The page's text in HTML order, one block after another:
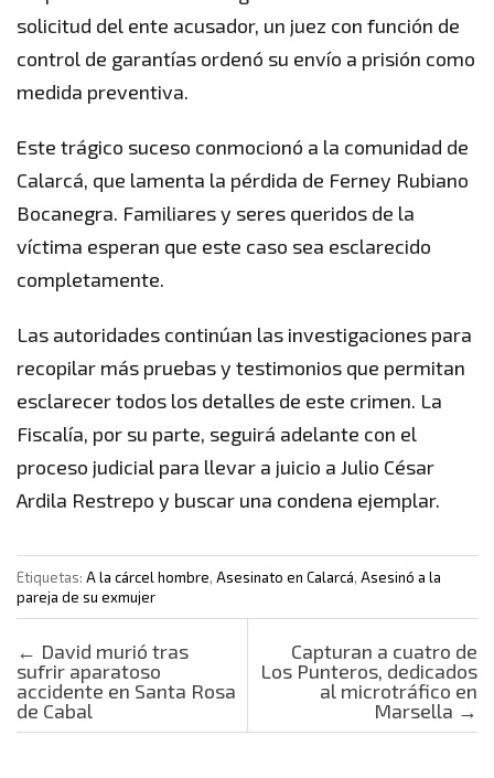
solicitud del ente acusador, un juez con función de
control de garantías ordenó su envío a prisión como
medida preventiva.
Este trágico suceso conmocionó a la comunidad de
Calarcá, que lamenta la pérdida de Ferney Rubiano
Bocanegra. Familiares y seres queridos de la
víctima esperan que este caso sea esclarecido
completamente.
Las autoridades continúan las investigaciones para
recopilar más pruebas y testimonios que permitan
esclarecer todos los detalles de este crimen. La
Fiscalía, por su parte, seguirá adelante con el
proceso judicial para llevar a juicio a Julio César
Ardila Restrepo y buscar una condena ejemplar.
Etiquetas: A la cárcel hombre, Asesinato en Calarcá, Asesinó a la
pareja de su exmujer
Post navigation
← David murió tras
sufrir aparatoso
accidente en Santa Rosa
de Cabal
Capturan a cuatro de
Los Punteros, dedicados
al microtráfico en
Marsella →